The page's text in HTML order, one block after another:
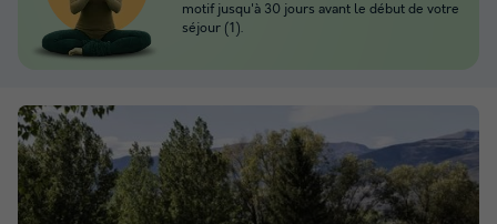
motif jusqu'à 30 jours avant le début de votre
séjour (1).